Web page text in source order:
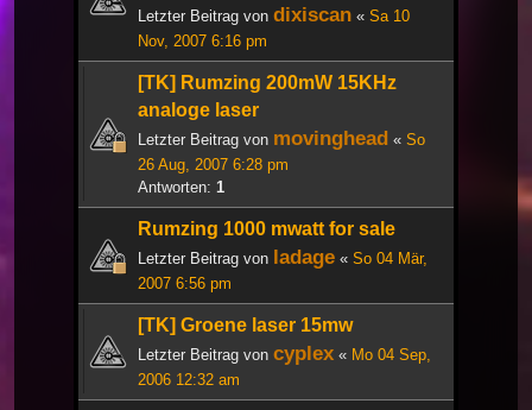
Letzter Beitrag von dixiscan « Sa 10
Nov, 2007 6:16 pm
[TK] Rumzing 200mW 15KHz
analoge laser
Letzter Beitrag von movinghead « So
26 Aug, 2007 6:28 pm
Antworten: 1
Rumzing 1000 mwatt for sale
Letzter Beitrag von ladage « So 04 Mär,
2007 6:56 pm
[TK] Groene laser 15mw
Letzter Beitrag von cyplex « Mo 04 Sep,
2006 12:32 am